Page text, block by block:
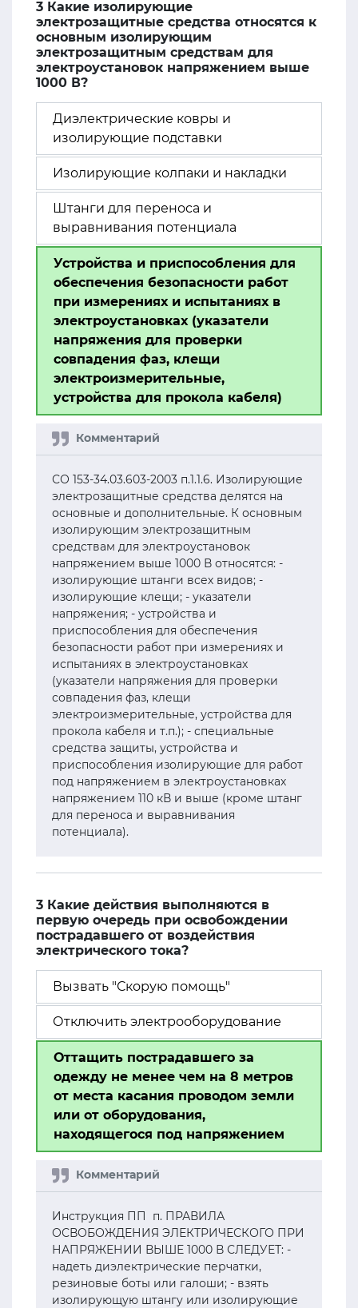
3 Какие изолирующие
электрозащитные средства относятся к
основным изолирующим
электрозащитным средствам для
электроустановок напряжением выше
1000 В?
Диэлектрические ковры и
изолирующие подставки
Изолирующие колпаки и накладки
Штанги для переноса и
выравнивания потенциала
Устройства и приспособления для
обеспечения безопасности работ
при измерениях и испытаниях в
электроустановках (указатели
напряжения для проверки
совпадения фаз, клещи
электроизмерительные,
устройства для прокола кабеля)
СО 153-34.03.603-2003 п.1.1.6. Изолирующие
электрозащитные средства делятся на
основные и дополнительные. К основным
изолирующим электрозащитным
средствам для электроустановок
напряжением выше 1000 В относятся: -
изолирующие штанги всех видов; -
изолирующие клещи; - указатели
напряжения; - устройства и
приспособления для обеспечения
безопасности работ при измерениях и
испытаниях в электроустановках
(указатели напряжения для проверки
совпадения фаз, клещи
электроизмерительные, устройства для
прокола кабеля и т.п.); - специальные
средства защиты, устройства и
приспособления изолирующие для работ
под напряжением в электроустановках
напряжением 110 кВ и выше (кроме штанг
для переноса и выравнивания
потенциала).
3 Какие действия выполняются в
первую очередь при освобождении
пострадавшего от воздействия
электрического тока?
Вызвать "Скорую помощь"
Отключить электрооборудование
Оттащить пострадавшего за
одежду не менее чем на 8 метров
от места касания проводом земли
или от оборудования,
находящегося под напряжением
Инструкция ПП п. ПРАВИЛА
ОСВОБОЖДЕНИЯ ЭЛЕКТРИЧЕСКОГО ПРИ
НАПРЯЖЕНИИ ВЫШЕ 1000 В СЛЕДУЕТ: -
надеть диэлектрические перчатки,
резиновые боты или галоши; - взять
изолирующую штангу или изолирующие